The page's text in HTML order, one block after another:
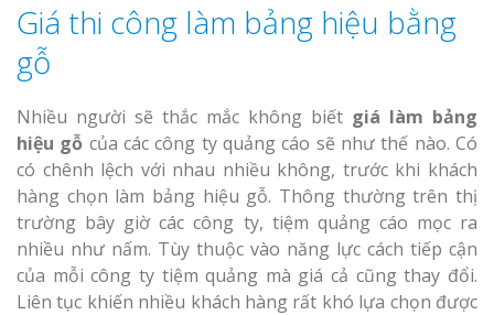
Giá thi công làm bảng hiệu bằng
gỗ
Nhiều người sẽ thắc mắc không biết giá làm bảng
hiệu gỗ của các công ty quảng cáo sẽ như thế nào. Có
có chênh lệch với nhau nhiều không, trước khi khách
hàng chọn làm bảng hiệu gỗ. Thông thường trên thị
trường bây giờ các công ty, tiệm quảng cáo mọc ra
nhiều như nấm. Tùy thuộc vào năng lực cách tiếp cận
của mỗi công ty tiệm quảng mà giá cả cũng thay đổi.
Liên tục khiến nhiều khách hàng rất khó lựa chọn được
Làm bảng hiệu gỗ tại
Biên Hòa
Làm biển
tóc Thuận An